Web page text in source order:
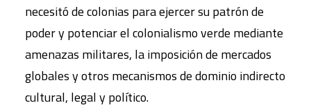
necesitó de colonias para ejercer su patrón de
poder y potenciar el colonialismo verde mediante
amenazas militares, la imposición de mercados
globales y otros mecanismos de dominio indirecto
cultural, legal y político.